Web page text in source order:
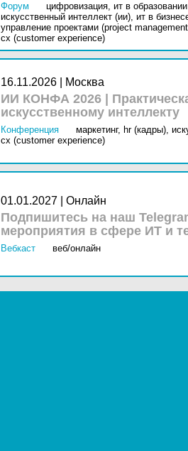
Форум цифровизация, ит в
искусственный интеллект (ии), ит в
управление проектами (project
cx (customer experience)
16.11.2026 | Москва
ИИ КОНФА 2026 |
искусственному интеллекту
Конференция маркетинг, hr (кадры),
cx (customer experience)
01.01.2027 | Онлайн
Подпишитесь на наш
мероприятия в сфере ИТ и
Вебкаст веб/онлайн